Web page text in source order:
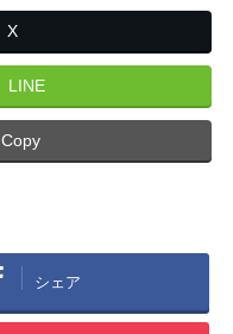
X
LINE
Copy
シェア